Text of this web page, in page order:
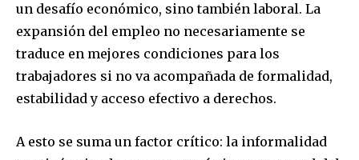
un desafío económico, sino también laboral. La
expansión del empleo no necesariamente se
traduce en mejores condiciones para los
trabajadores si no va acompañada de formalidad,
estabilidad y acceso efectivo a derechos.
A esto se suma un factor crítico: la informalidad